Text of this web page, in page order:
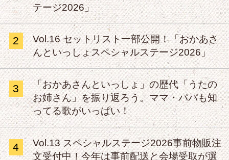
テージ2026」
2
Vol.16 セットリスト一部公開！「おかあさ
んといっしょスペシャルステージ2026」
3
「おかあさんといっしょ」の歴代「うたの
お姉さん」を振り返ろう。ママ・パパも知
ってる歌がいっぱい！
4
Vol.13 スペシャルステージ2026事前物販注
文受付中！今年は事前配送と会場受取が選